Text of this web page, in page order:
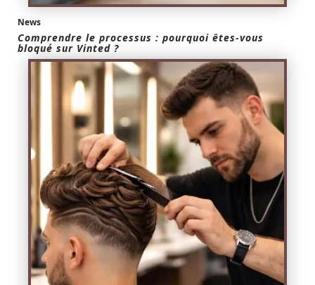
News
Comprendre le processus : pourquoi êtes-vous
bloqué sur Vinted ?